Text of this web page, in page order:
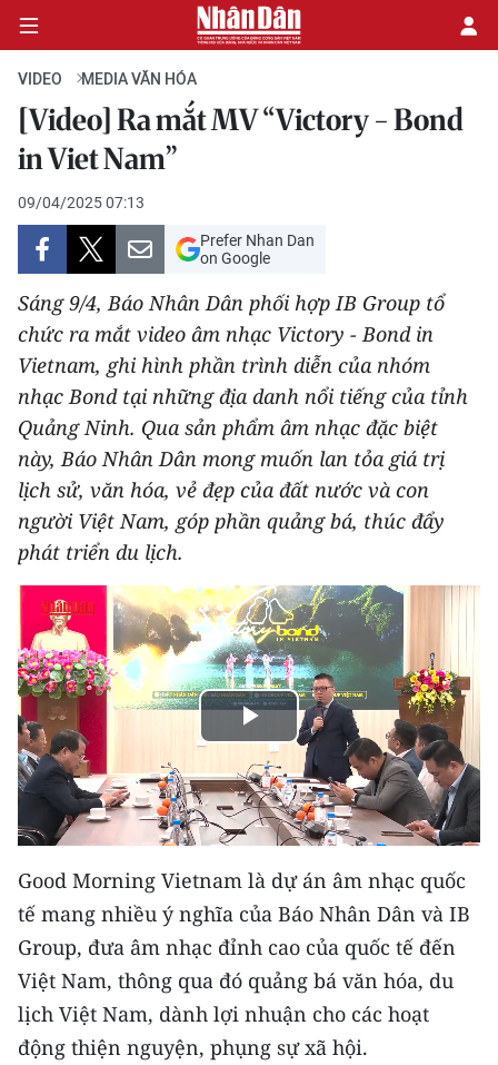
CHÍNH TRỊ
KINH TẾ
VĂN HÓA
XÃ HỘI
PHÁP LUẬT
DU LỊCH
THẾ GIỚI
THỂ THAO
GIÁO DỤC
Y TẾ
KHOA HỌC - CÔNG NGHỆ
MÔI TRƯỜNG
BẠN ĐỌC
KIỂM CHỨNG THÔNG TIN
TRI THỨC CHUYÊN SÂU
54 DÂN TỘC VIỆT NAM
CHƯƠNG TRÌNH OCOP - MỖI XÃ
MỘT SẢN PHẨM
VIDEO MEDIA VĂN HÓA
[Video] Ra mắt MV “Victory - Bond
in Viet Nam”
09/04/2025 07:13
Prefer Nhan Dan
on Google
Sáng 9/4, Báo Nhân Dân phối hợp IB Group tổ
chức ra mắt video âm nhạc Victory - Bond in
Vietnam, ghi hình phần trình diễn của nhóm
nhạc Bond tại những địa danh nổi tiếng của tỉnh
Quảng Ninh. Qua sản phẩm âm nhạc đặc biệt
này, Báo Nhân Dân mong muốn lan tỏa giá trị
lịch sử, văn hóa, vẻ đẹp của đất nước và con
người Việt Nam, góp phần quảng bá, thúc đẩy
phát triển du lịch.
Play
Video
Good Morning Vietnam là dự án âm nhạc quốc
tế mang nhiều ý nghĩa của Báo Nhân Dân và IB
Group, đưa âm nhạc đỉnh cao của quốc tế đến
Việt Nam, thông qua đó quảng bá văn hóa, du
lịch Việt Nam, dành lợi nhuận cho các hoạt
động thiện nguyện, phụng sự xã hội.